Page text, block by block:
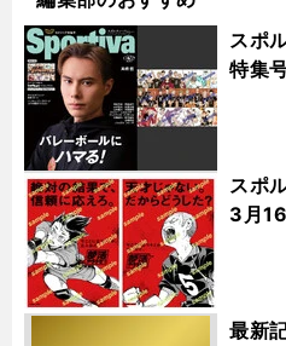
スポ
特集
スポ
3月
最新